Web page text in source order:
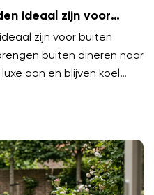
ideaal zijn voor
zijn voor buiten
buiten dineren naar
aan en blijven koel